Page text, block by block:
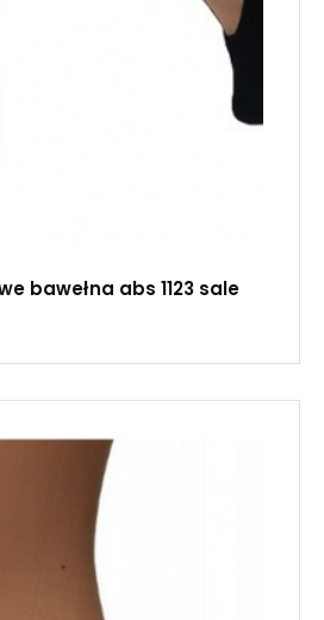
bawełna abs 1123 sale